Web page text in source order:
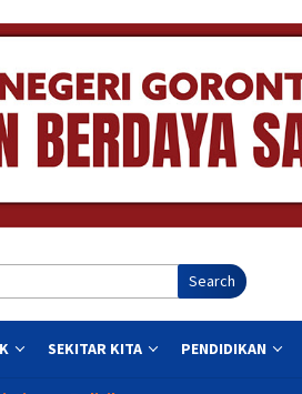
Search
SEKITAR KITA PENDIDIKAN